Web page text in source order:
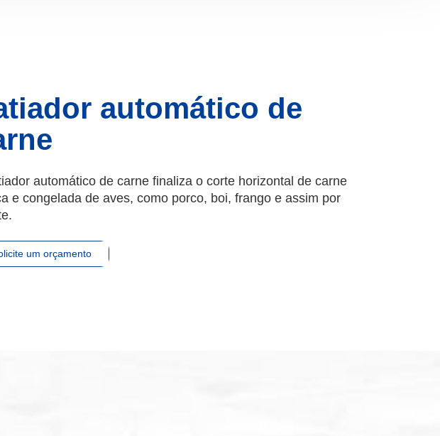
automático de
automático de carne finaliza o corte horizontal de carne
e congelada de aves, como porco, boi, frango e assim por
um orçamento